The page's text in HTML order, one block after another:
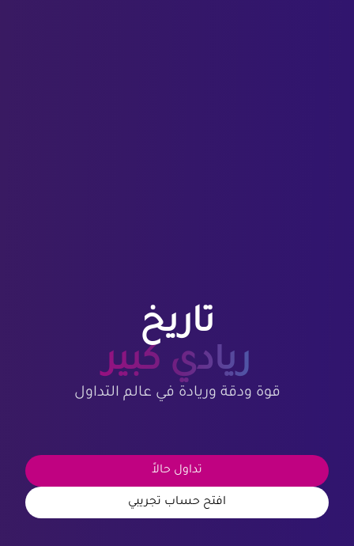
تاريخ
ريادي كبير
قوة ودقة وريادة في عالم التداول
تداول حالاً
افتح حساب تجريبي